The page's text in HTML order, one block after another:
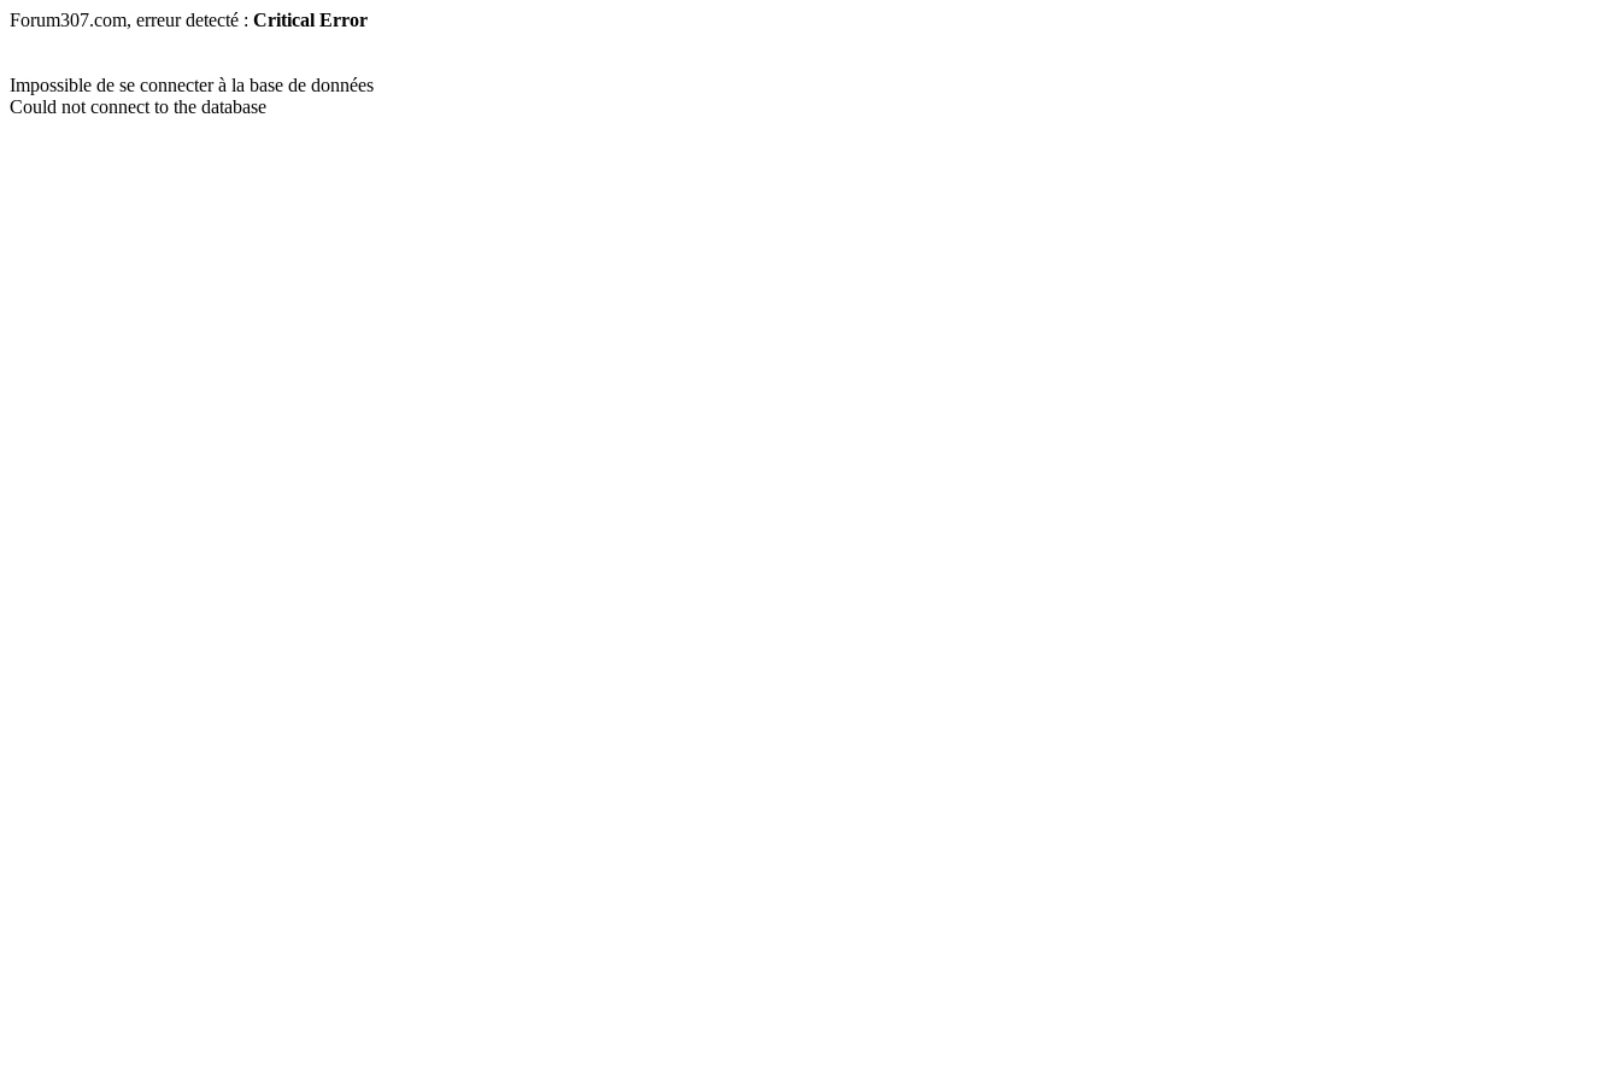
Forum307.com, erreur detecté : Critical Error
Impossible de se connecter à la base de données
Could not connect to the database